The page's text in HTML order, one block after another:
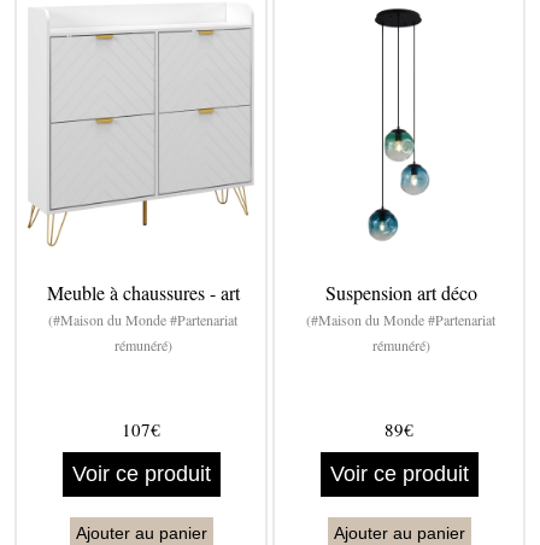
Meuble à chaussures - art
(#Maison du Monde #Partenariat
rémunéré)
107€
Voir ce produit
Ajouter au panier
Suspension art déco
(#Maison du Monde #Partenariat
rémunéré)
89€
Voir ce produit
Ajouter au panier